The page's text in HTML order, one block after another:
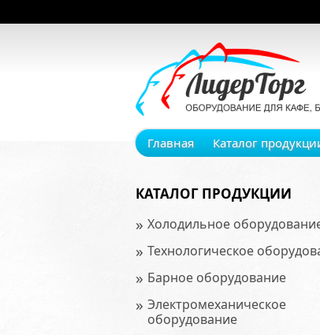
Главная Каталог
КАТАЛОГ ПРОДУКЦИИ
» Холодильное
» Технологическое
» Барное оборудование
» Электромеханическое
оборудование